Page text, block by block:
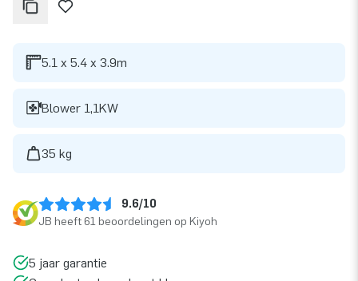
5.1 x 5.4 x 3.9m
Blower 1,1KW
35 kg
9.6/10
JB heeft 61 beoordelingen op Kiyoh
5 jaar garantie